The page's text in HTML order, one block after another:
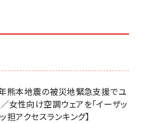
熊本地震の被災地緊急支援でユ
性向け空調ウェアを「イーザッ
担アクセスランキング】